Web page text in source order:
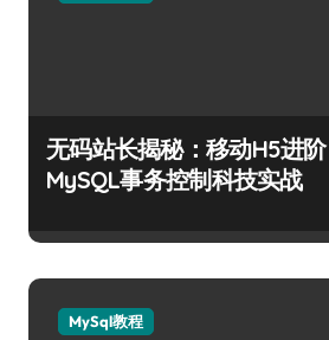
无码站长揭秘：移动H5进阶
MySQL事务控制科技实战
MySql教程